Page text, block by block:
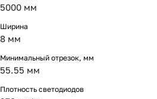
5000 мм
Ширина
8 мм
Минимальный отрезок, мм
55.55 мм
Плотность светодиодов